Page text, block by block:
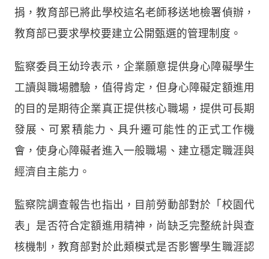
捐，教育部已將此學校這名老師移送地檢署偵辦，
教育部已要求學校要建立公開甄選的管理制度。
監察委員王幼玲表示，企業願意提供身心障礙學生
工讀與職場體驗，值得肯定，但身心障礙定額進用
的目的是期待企業真正提供核心職場，提供可長期
發展、可累積能力、具升遷可能性的正式工作機
會，使身心障礙者進入一般職場、建立穩定職涯與
經濟自主能力。
監察院調查報告也指出，目前勞動部對於「校園代
表」是否符合定額進用精神，尚缺乏完整統計與查
核機制，教育部對於此類模式是否影響學生職涯認